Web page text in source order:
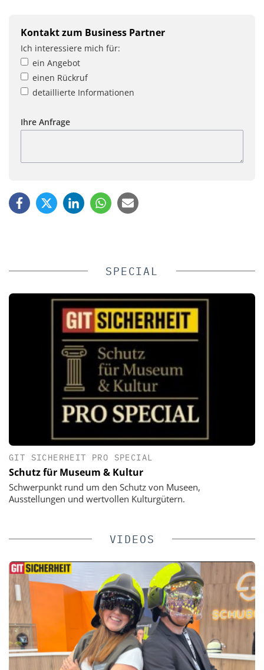
Kontakt zum Business Partner
Ich interessiere mich für:
ein Angebot
einen Rückruf
detaillierte Informationen
Ihre Anfrage
SPECIAL
GIT SICHERHEIT PRO SPECIAL
Schutz für Museum & Kultur
Schwerpunkt rund um den Schutz von Museen,
Ausstellungen und wertvollen Kulturgütern.
VIDEOS